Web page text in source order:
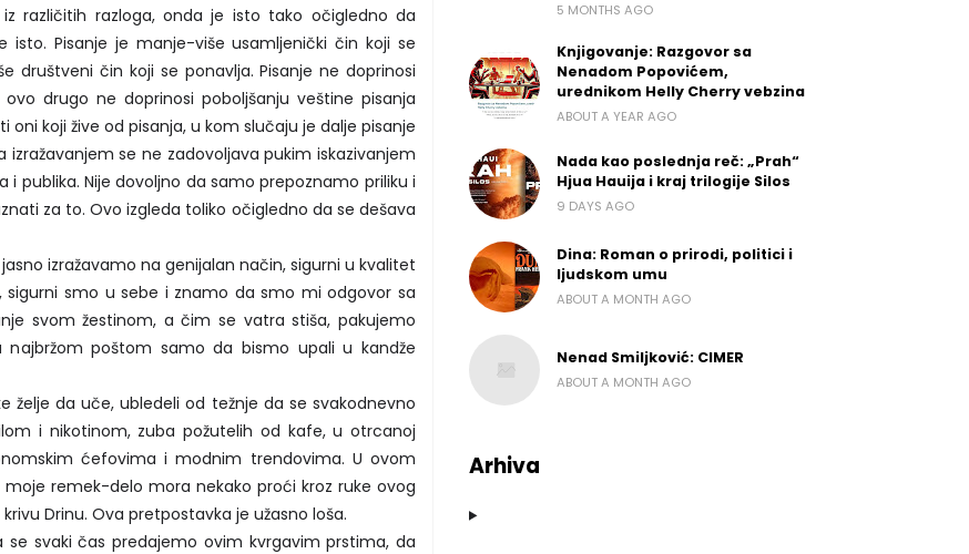
različitih razloga, onda je isto tako očigledno da
isto. Pisanje je manje-više usamljenički čin koji se
društveni čin koji se ponavlja. Pisanje ne doprinosi
drugo ne doprinosi poboljšanju veštine pisanja
oni koji žive od pisanja, u kom slučaju je dalje pisanje
se ne zadovoljava pukim iskazivanjem
publika. Nije dovoljno da samo prepoznamo priliku i
za to. Ovo izgleda toliko očigledno da se dešava
izražavamo na genijalan način, sigurni u kvalitet
sigurni smo u sebe i znamo da smo mi odgovor sa
svom žestinom, a čim se vatra stiša, pakujemo
poštom samo da bismo upali u kandže
želje da uče, ubledeli od težnje da se svakodnevno
i nikotinom, zuba požutelih od kafe, u otrcanoj
ćefovima i modnim trendovima. U ovom
remek-delo mora nekako proći kroz ruke ovog
Drinu. Ova pretpostavka je užasno loša.
svaki čas predajemo ovim kvrgavim prstima, da
5 MONTHS AGO
Knjigovanje: Razgovor sa
Nenadom Popovićem,
urednikom Helly Cherry vebzina
ABOUT A YEAR AGO
Nada kao poslednja reč: „Prah“
Hjua Hauija i kraj trilogije Silos
9 DAYS AGO
Dina: Roman o prirodi, politici i
ljudskom umu
ABOUT A MONTH AGO
Nenad Smiljković: CIMER
ABOUT A MONTH AGO
Arhiva